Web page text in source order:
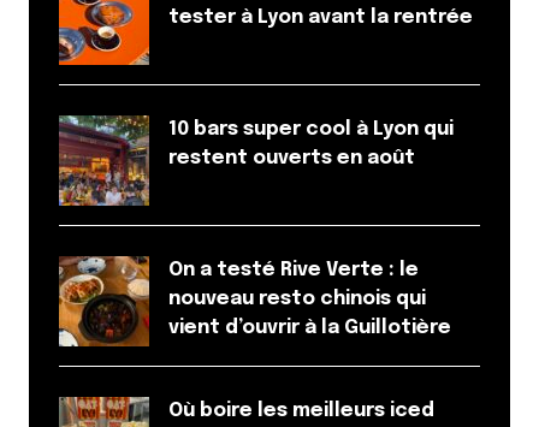
tester à Lyon avant la rentrée
10 bars super cool à Lyon qui
restent ouverts en août
On a testé Rive Verte : le
nouveau resto chinois qui
vient d’ouvrir à la Guillotière
Où boire les meilleurs iced